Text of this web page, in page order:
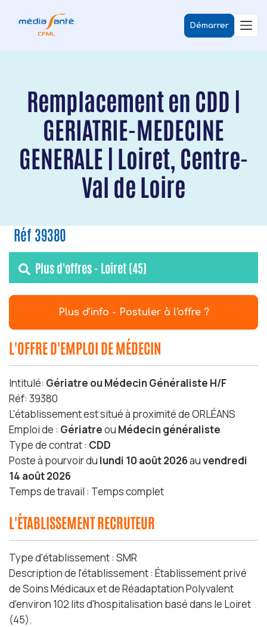
Démarrer
Remplacement en CDD |
GERIATRIE-MEDECINE
GENERALE | Loiret, Centre-
Val de Loire
Réf 39380
Plus d'offres - Loiret (45)
Plus d'info - Postuler à l'offre ?
L'OFFRE D'EMPLOI DE MÉDECIN
Intitulé: Gériatre ou Médecin Généraliste H/F
Réf: 39380
L'établissement est situé à proximité de ORLÉANS
Emploi de : Gériatreou Médecin généraliste
Type de contrat : CDD
Poste à pourvoir du lundi 10 août 2026auvendredi
14 août 2026
Temps de travail : Temps complet
L'ÉTABLISSEMENT RECRUTEUR
Type d'établissement : SMR
Description de l'établissement : Établissement privé
de Soins Médicaux et de Réadaptation Polyvalent
d'environ 102 lits d'hospitalisation basé dans le Loiret
(45).